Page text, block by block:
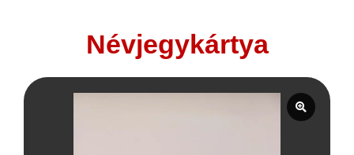
Névjegykártya